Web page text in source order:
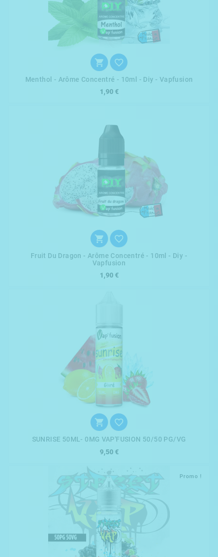
 
Menthol - Arôme Concentré - 10ml - Diy - Vapfusion
1,90 €
 
Fruit Du Dragon - Arôme Concentré - 10ml - Diy -
Vapfusion
1,90 €
 
SUNRISE 50ML- 0MG VAP'FUSION 50/50 PG/VG
9,50 €
Promo !